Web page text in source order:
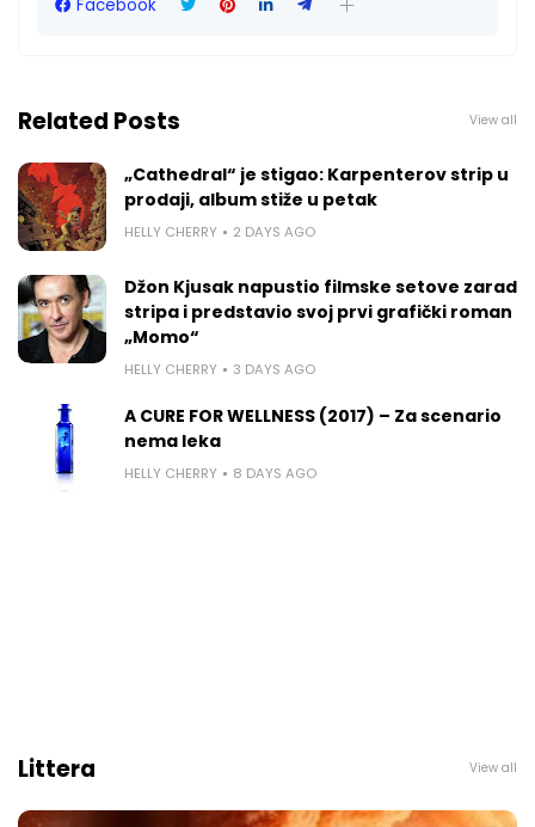
Facebook
Related Posts View all
„Cathedral“ je stigao: Karpenterov strip u
prodaji, album stiže u petak
HELLY CHERRY 2 DAYS AGO
Džon Kjusak napustio filmske setove zarad
stripa i predstavio svoj prvi grafički roman
„Momo“
HELLY CHERRY 3 DAYS AGO
A CURE FOR WELLNESS (2017) – Za scenario
nema leka
HELLY CHERRY 8 DAYS AGO
Littera View all